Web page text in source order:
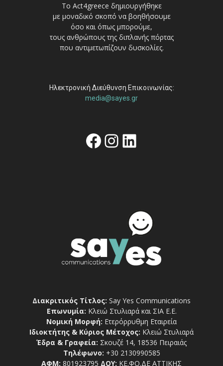
Το Act4greece δημιουργήθηκε
με μοναδικό σκοπό να βοηθήσουμε
όσο και όπως μπορούμε,
τους ανθρώπους της διπλανής πόρτας
που αντιμετωπίζουν δυσκολίες.
Ηλεκτρονική Διεύθυνση Επικοινωνίας:
media@sayes.gr
Facebook
Instagram
Linkedin
Διακριτικός Τίτλος: Say Yes Communications
Επωνυμία: Κλειώ Στυλιαρά και ΣΙΑ Ε.Ε.
Νομική Μορφή: Ετερόρρυθμη Εταιρεία
Ιδιοκτήτης & Κύριος Μέτοχος: Κλειώ Στυλιαρά
Έδρα & Γραφεία: Σκουζέ 14, 18536 Πειραιάς
Τηλέφωνο: +30 2130990585
ΑΦΜ: 801923795 ΔΟΥ: ΚΕ.ΦΟ.ΔΕ ΑΤΤΙΚΗΣ